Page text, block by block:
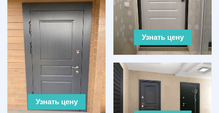
Узнать цену
Узнать цену